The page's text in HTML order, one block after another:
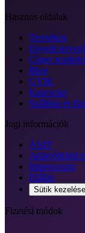
Hasznos oldalak
Termékek
Egyedi
Céges
Blog
GYIK
Kapcsolat
Szállítás és
Jogi információk
ÁSZF
Adatvédelmi
Impresszum
Elállás
Sütik kezelése
Fizetési módok